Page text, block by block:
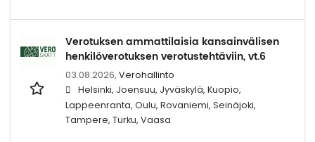
Verotuksen ammattilaisia kansainvälisen
henkilöverotuksen verotustehtäviin, vt.6
03.08.2026, Verohallinto
Helsinki, Joensuu, Jyväskylä, Kuopio,
Lappeenranta, Oulu, Rovaniemi, Seinäjoki,
Tampere, Turku, Vaasa